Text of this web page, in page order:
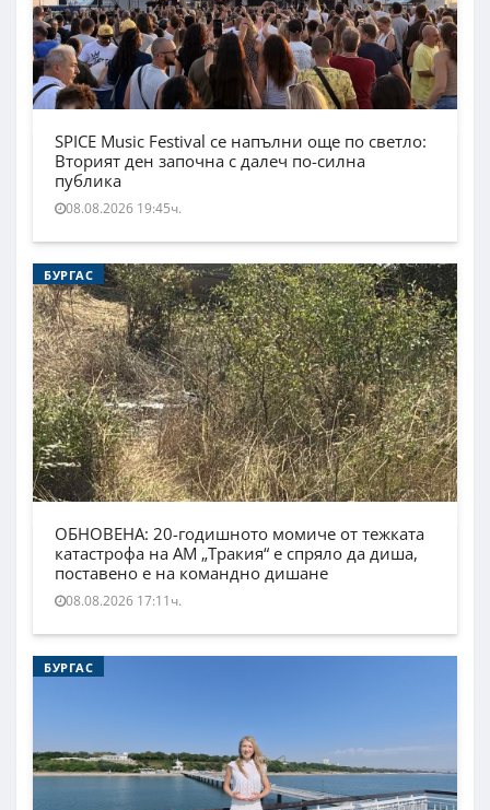
SPICE Music Festival се напълни още по светло:
Вторият ден започна с далеч по-силна
публика
08.08.2026 19:45ч.
БУРГАС
ОБНОВЕНА: 20-годишното момиче от тежката
катастрофа на АМ „Тракия“ е спряло да диша,
поставено е на командно дишане
08.08.2026 17:11ч.
БУРГАС